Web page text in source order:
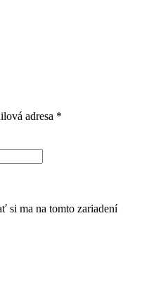
adresa *
si ma na tomto zariadení